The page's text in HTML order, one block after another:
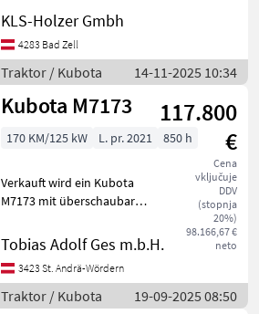
v opisu in slike so brez
jamstva; za tipkarske
napake in napake pri
prenosu p
KLS-Holzer Gmbh
4283 Bad Zell
Traktor / Kubota 14-11-2025 10:34
Kubota M7173
117.800
€
Cena
vključuje
DDV
(stopnja
20%)
98.166,67 €
neto
170 KM/125 kW L. pr. 2021 850 h
Verkauft wird ein Kubota
M7173 mit überschaubaren
Angebots ist ebenfalls der
Hauer Frontlader inklusive
Werkzeuge. Die
Außenspiegel sind el
Tobias Adolf Ges m.b.H.
3423 St. Andrä-Wördern
Traktor / Kubota 19-09-2025 08:50